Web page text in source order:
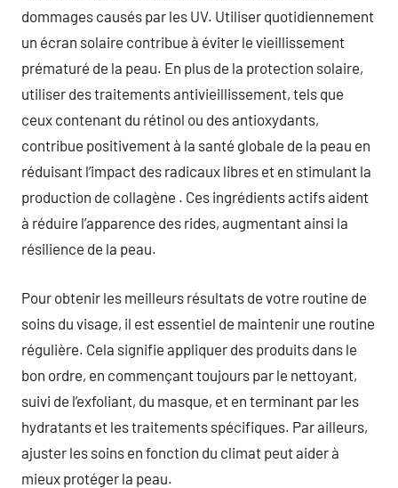
dommages causés par les UV. Utiliser quotidiennement
un écran solaire contribue à éviter le vieillissement
prématuré de la peau. En plus de la protection solaire,
utiliser des traitements antivieillissement, tels que
ceux contenant du rétinol ou des antioxydants,
contribue positivement à la santé globale de la peau en
réduisant l’impact des radicaux libres et en stimulant la
production de collagène . Ces ingrédients actifs aident
à réduire l’apparence des rides, augmentant ainsi la
résilience de la peau.
Pour obtenir les meilleurs résultats de votre routine de
soins du visage, il est essentiel de maintenir une routine
régulière. Cela signifie appliquer des produits dans le
bon ordre, en commençant toujours par le nettoyant,
suivi de l’exfoliant, du masque, et en terminant par les
hydratants et les traitements spécifiques. Par ailleurs,
ajuster les soins en fonction du climat peut aider à
mieux protéger la peau.